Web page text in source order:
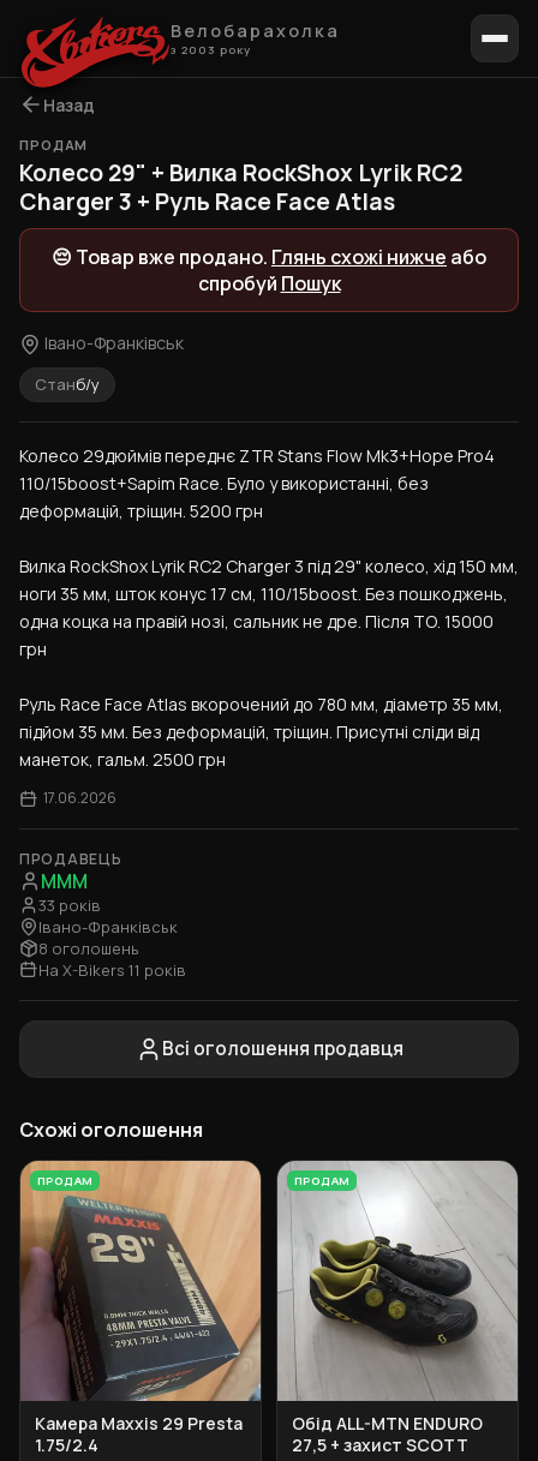
Велобарахолка
з 2003 року
Назад
ПРОДАМ
Колесо 29" + Вилка RockShox Lyrik RC2
Charger 3 + Руль Race Face Atlas
😔 Товар вже продано. Глянь схожі нижче або
спробуй Пошук
Івано-Франківськ
Станб/у
Колесо 29дюймів переднє ZTR Stans Flow Mk3+Hope Pro4
110/15boost+Sapim Race. Було у використанні, без
деформацій, тріщин. 5200 грн
Вилка RockShox Lyrik RC2 Charger 3 під 29" колесо, хід 150 мм,
ноги 35 мм, шток конус 17 см, 110/15boost. Без пошкоджень,
одна коцка на правій нозі, сальник не дре. Після ТО. 15000
грн
Руль Race Face Atlas вкорочений до 780 мм, діаметр 35 мм,
підйом 35 мм. Без деформацій, тріщин. Присутні сліди від
манеток, гальм. 2500 грн
17.06.2026
ПРОДАВЕЦЬ
MMM
33 років
Івано-Франківськ
8 оголошень
На X-Bikers 11 років
Всі оголошення продавця
Схожі оголошення
ПРОДАМ
Камера Maxxis 29 Presta
1.75/2.4
ПРОДАМ
Обід ALL-MTN ENDURO
27,5 + захист SCOTT